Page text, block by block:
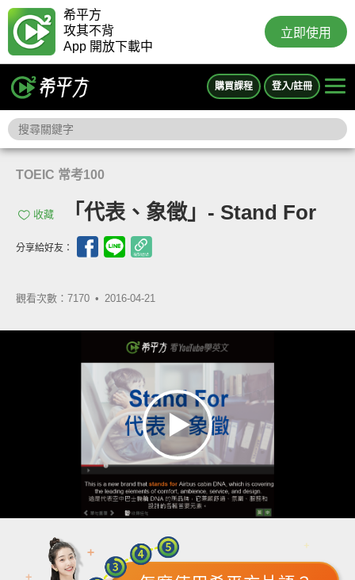
希平方
攻其不背
App 開放下載中
立即使用
購買課程 登入/註冊
TOEIC 常考100
收藏 「代表、象徵」- Stand For
分享給好友：
觀看次數：7170 • 2016-04-21